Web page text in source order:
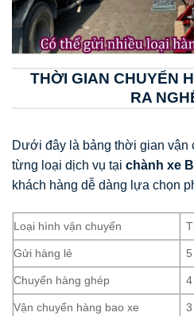
THỜI GIAN CHUYỂN
RA
Dưới đây là bảng thời gian
từng loại dịch vụ tại chành xe
khách hàng dễ dàng lựa chọn
Loại hình vận chuyển
Gửi hàng lẻ
Chuyển hàng ghép
Vận chuyển hàng bao xe